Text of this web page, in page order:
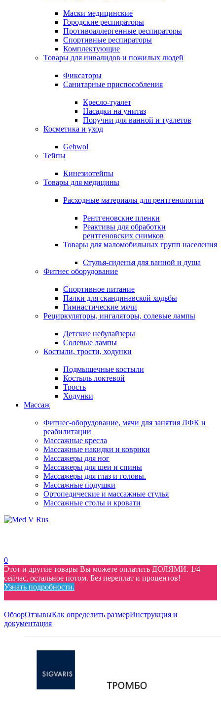
Маски медицинские
Городские респираторы
Противоаллергенные респираторы
Спортивные респираторы
Комплектующие
Товары для инвалидов и пожилых людей
Фиксаторы
Санитарные приспособления
Кресло-туалет
Насадки на унитаз
Поручни для ванной и туалетов
Косметика и уход
Gehwol
Тейпы
Кинезиотейпы
Товары для медицины
Расходные материалы для рентгенологии
Рентгеновские пленки
Реактивы для обработки
рентгеновских снимков
Товары для маломобильных групп населения
Стулья-сиденья для ванной и душа
Фитнес оборудование
Спортивное питание
Палки для скандинавской ходьбы
Гимнастические мячи
Рециркуляторы, ингаляторы, солевые лампы
Детские небулайзеры
Солевые лампы
Костыли, трости, ходунки
Подмышечные костыли
Костыль локтевой
Трость
Ходунки
Массаж
Фитнес-оборудование, мячи для занятия ЛФК и
реабилитации
Массажные кресла
Массажные накидки и коврики
Массажеры для ног
Массажеры для шеи и спины
Массажеры для глаз и головы.
Массажные подушки
Ортопедические и массажные стулья
Массажные столы и кровати
0
Этот и другие товары Вы можете оплатить ДОЛЯМИ. 1/4
сейчас, остальное потом. Без переплат и процентов!
Узнать подробности.
ОбзорОтзывыКак определить размерИнструкция и
документация